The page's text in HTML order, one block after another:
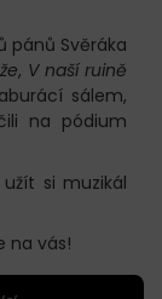
pánů Svěráka
, V naší ruině
sálem,
na pódium
si muzikál
na vás!